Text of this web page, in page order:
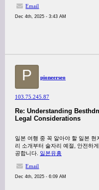
Email
Dec 4th, 2025 - 3:43 AM
P pioneerseo
103.75.245.87
Re: Understanding
Legal Considerations
일본 여행 중 꼭 알아야 할 일본 현
리 소개부터 술자리 예절, 안전하
공합니다. 일본유흥
Email
Dec 4th, 2025 - 6:09 AM